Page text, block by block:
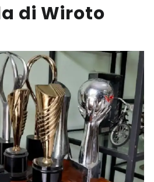
di Wiroto